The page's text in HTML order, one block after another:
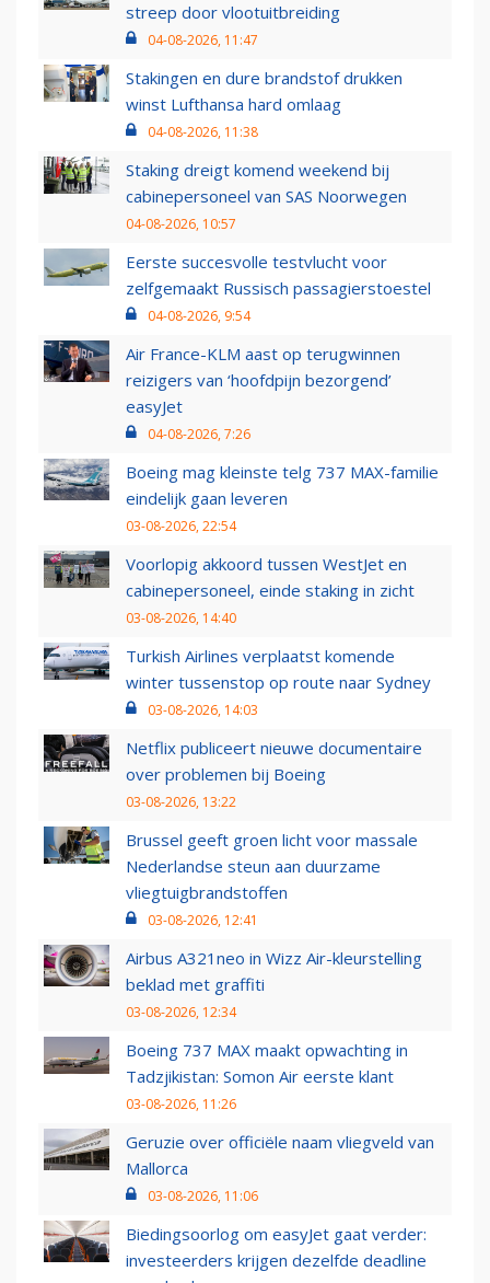
streep door vlootuitbreiding
04-08-2026, 11:47
Stakingen en dure brandstof drukken
winst Lufthansa hard omlaag
04-08-2026, 11:38
Staking dreigt komend weekend bij
cabinepersoneel van SAS Noorwegen
04-08-2026, 10:57
Eerste succesvolle testvlucht voor
zelfgemaakt Russisch passagierstoestel
04-08-2026, 9:54
Air France-KLM aast op terugwinnen
reizigers van ‘hoofdpijn bezorgend’
easyJet
04-08-2026, 7:26
Boeing mag kleinste telg 737 MAX-familie
eindelijk gaan leveren
03-08-2026, 22:54
Voorlopig akkoord tussen WestJet en
cabinepersoneel, einde staking in zicht
03-08-2026, 14:40
Turkish Airlines verplaatst komende
winter tussenstop op route naar Sydney
03-08-2026, 14:03
Netflix publiceert nieuwe documentaire
over problemen bij Boeing
03-08-2026, 13:22
Brussel geeft groen licht voor massale
Nederlandse steun aan duurzame
vliegtuigbrandstoffen
03-08-2026, 12:41
Airbus A321neo in Wizz Air-kleurstelling
beklad met graffiti
03-08-2026, 12:34
Boeing 737 MAX maakt opwachting in
Tadzjikistan: Somon Air eerste klant
03-08-2026, 11:26
Geruzie over officiële naam vliegveld van
Mallorca
03-08-2026, 11:06
Biedingsoorlog om easyJet gaat verder:
investeerders krijgen dezelfde deadline